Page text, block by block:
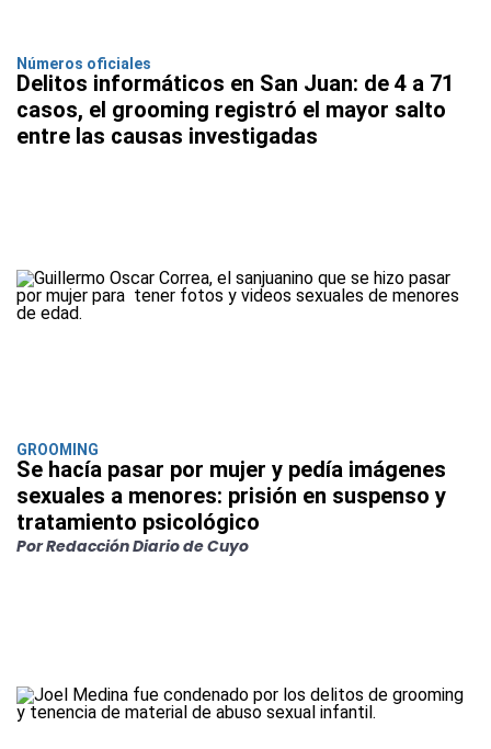
Números oficiales
Delitos informáticos en San Juan: de 4 a 71
casos, el grooming registró el mayor salto
entre las causas investigadas
GROOMING
Se hacía pasar por mujer y pedía imágenes
sexuales a menores: prisión en suspenso y
tratamiento psicológico
Por Redacción Diario de Cuyo